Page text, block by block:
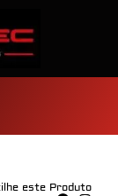
este Produto